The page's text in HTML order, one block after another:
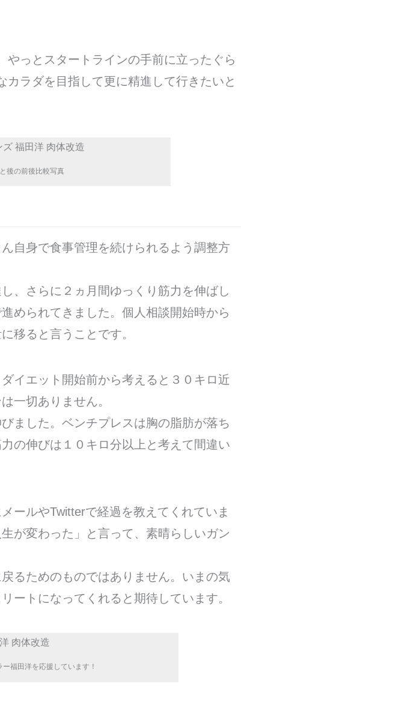
っとスタートラインの手前に立ったぐら
ラダを目指して更に精進して行きたいと
後の前後比較写真
自身で食事管理を続けられるよう調整方
、さらに２ヵ月間ゆっくり筋力を伸ばし
められてきました。個人相談開始時から
移ると言うことです。
イエット開始前から考えると３０キロ近
一切ありません。
ました。ベンチプレスは胸の脂肪が落ち
の伸びは１０キロ分以上と考えて間違い
ールやTwitterで経過を教えてくれていま
が変わった」と言って、素晴らしいガン
るためのものではありません。いまの気
ートになってくれると期待しています。
福田洋を応援しています！